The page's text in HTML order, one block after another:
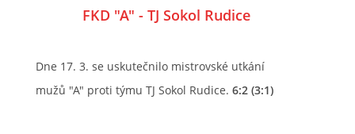
FKD "A" - TJ Sokol Rudice
Dne 17. 3. se uskutečnilo mistrovské utkání
mužů "A" proti týmu TJ Sokol Rudice. 6:2 (3:1)